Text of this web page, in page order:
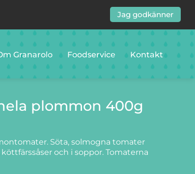
Jag godkänner
Granarolo Foodservice Kontakt
plommon 400g
Söta, solmogna tomater
och i soppor. Tomaterna